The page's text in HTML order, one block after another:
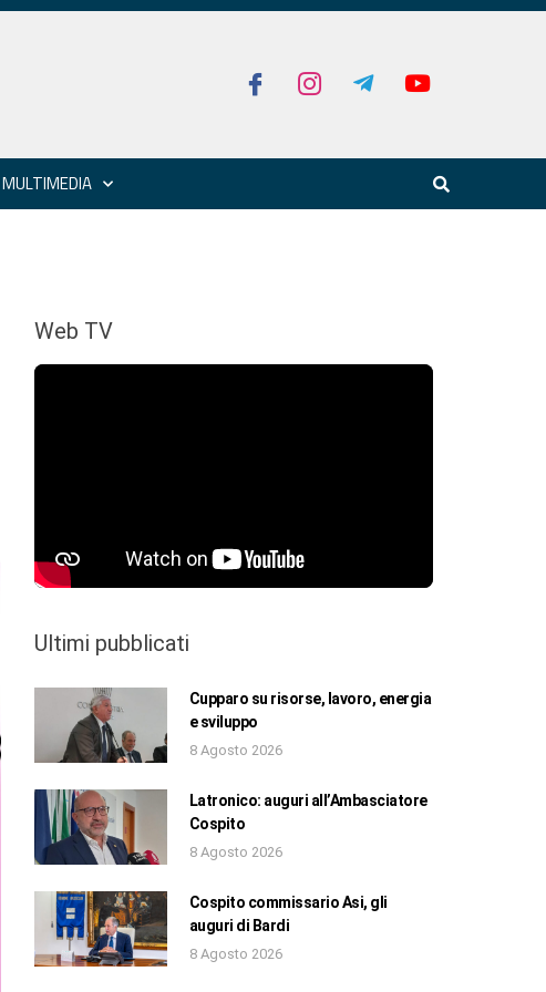
MULTIMEDIA
Web TV
Ultimi pubblicati
Cupparo su risorse, lavoro, energia
e sviluppo
8 Agosto 2026
Latronico: auguri all’Ambasciatore
Cospito
8 Agosto 2026
Cospito commissario Asi, gli
auguri di Bardi
8 Agosto 2026